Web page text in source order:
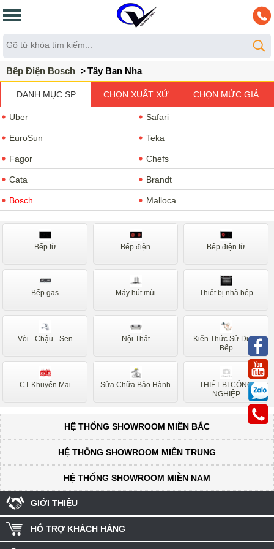
Bếp Điện Bosch Tây Ban Nha
DANH MỤC SP CHỌN XUẤT XỨ CHỌN MỨC GIÁ
Uber Safari
EuroSun Teka
Fagor Chefs
Cata Brandt
Bosch Malloca
Romal Kucy
Napoliz
Sunhouse
Ariston Sanaky
Bếp từ Bếp điện Bếp điện từ
Bếp gas Máy hút mùi Thiết bị nhà bếp
Vòi - Chậu - Sen Nội Thất
Kiến Thức Sử Dụng
Bếp
CT Khuyến Mại Sửa Chữa Bảo Hành
THIẾT BỊ CÔNG
NGHIỆP
HỆ THỐNG SHOWROOM MIỀN BẮC
HỆ THỐNG SHOWROOM MIỀN TRUNG
HỆ THỐNG SHOWROOM MIỀN NAM
GIỚI THIỆU
HỖ TRỢ KHÁCH HÀNG